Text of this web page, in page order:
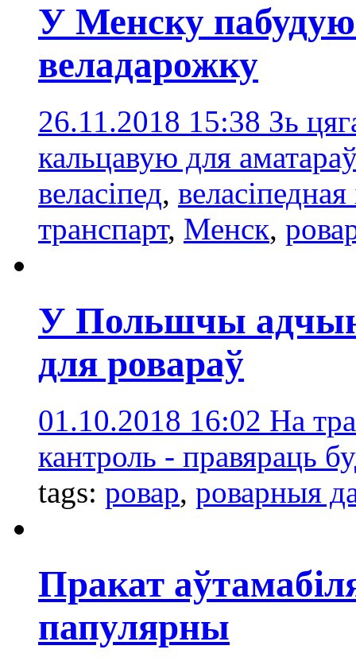
У Менску
веладарожку
26.11.2018 15:38 Зь
кальцавую для
веласіпед,
транспарт, Менск,
У Польшчы
для ровараў
01.10.2018 16:02 На
кантроль - правяраць
tags: ровар, роварныя
Пракат
папулярны